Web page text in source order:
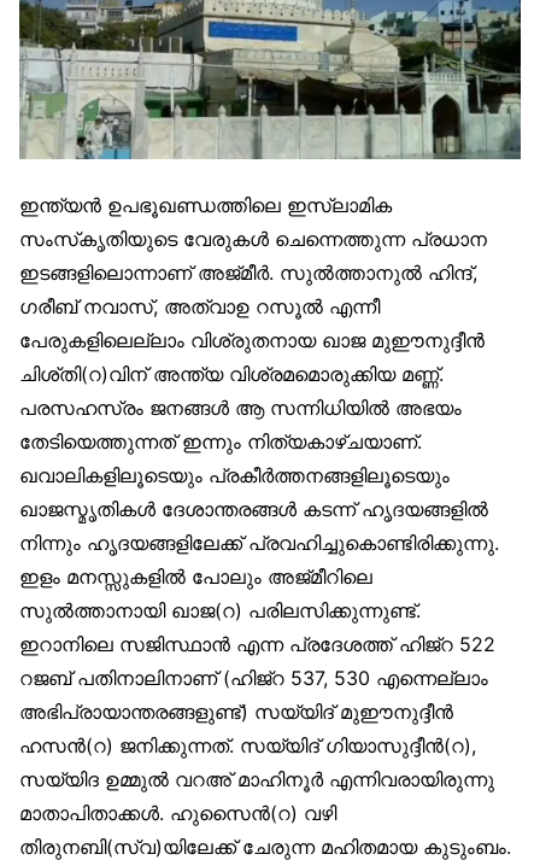
ഇന്ത്യൻ ഉപഭൂഖണ്ഡത്തിലെ ഇസ്‌ലാമിക
സംസ്‌കൃതിയുടെ വേരുകൾ ചെന്നെത്തുന്ന പ്രധാന
ഇടങ്ങളിലൊന്നാണ് അജ്മീർ. സുൽത്താനുൽ ഹിന്ദ്,
ഗരീബ് നവാസ്, അത്വാഉ റസൂൽ എന്നീ
പേരുകളിലെല്ലാം വിശ്രുതനായ ഖാജ മുഈനുദ്ദീൻ
ചിശ്തി(റ)വിന് അന്ത്യ വിശ്രമമൊരുക്കിയ മണ്ണ്.
പരസഹസ്രം ജനങ്ങൾ ആ സന്നിധിയിൽ അഭയം
തേടിയെത്തുന്നത് ഇന്നും നിത്യകാഴ്ചയാണ്.
ഖവാലികളിലൂടെയും പ്രകീർത്തനങ്ങളിലൂടെയും
ഖാജസ്മൃതികൾ ദേശാന്തരങ്ങൾ കടന്ന് ഹൃദയങ്ങളിൽ
നിന്നും ഹൃദയങ്ങളിലേക്ക് പ്രവഹിച്ചുകൊണ്ടിരിക്കുന്നു.
ഇളം മനസ്സുകളിൽ പോലും അജ്മീറിലെ
സുൽത്താനായി ഖാജ(റ) പരിലസിക്കുന്നുണ്ട്.
ഇറാനിലെ സജിസ്ഥാൻ എന്ന പ്രദേശത്ത് ഹിജ്‌റ 522
റജബ് പതിനാലിനാണ് (ഹിജ്‌റ 537, 530 എന്നെല്ലാം
അഭിപ്രായാന്തരങ്ങളുണ്ട്) സയ്യിദ് മുഈനുദ്ദീൻ
ഹസൻ(റ) ജനിക്കുന്നത്. സയ്യിദ് ഗിയാസുദ്ദീൻ(റ),
സയ്യിദ ഉമ്മുൽ വറഅ് മാഹിനൂർ എന്നിവരായിരുന്നു
മാതാപിതാക്കൾ. ഹുസൈൻ(റ) വഴി
തിരുനബി(സ്വ)യിലേക്ക് ചേരുന്ന മഹിതമായ കുടുംബം.